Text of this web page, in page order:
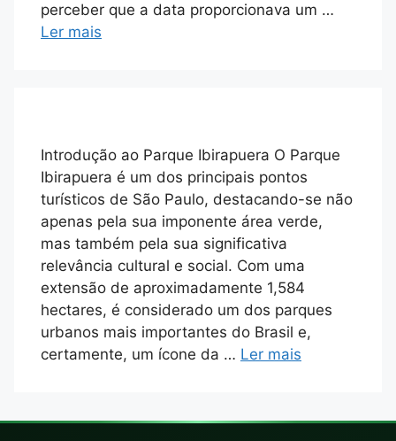
perceber que a data proporcionava um …
Ler mais
Introdução ao Parque Ibirapuera O Parque
Ibirapuera é um dos principais pontos
turísticos de São Paulo, destacando-se não
apenas pela sua imponente área verde,
mas também pela sua significativa
relevância cultural e social. Com uma
extensão de aproximadamente 1,584
hectares, é considerado um dos parques
urbanos mais importantes do Brasil e,
certamente, um ícone da … Ler mais